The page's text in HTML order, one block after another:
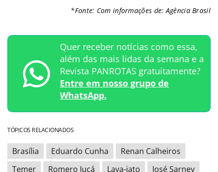
*Fonte: Com informações de: Agência Brasil
Quer receber notícias como essa,
além das mais lidas da semana e a
Revista PANROTAS gratuitamente?
Entre em nosso grupo de
WhatsApp.
TÓPICOS RELACIONADOS
Brasília Eduardo Cunha
Renan Calheiros
Temer
Romero Jucá Lava-jato
José Sarney